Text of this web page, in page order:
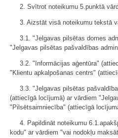
2. Svītrot noteikumu 5.punktā
3. Aizstāt visā noteikumu tekstā
3.1. "Jelgavas pilsētas domes
"Jelgavas pilsētas pašvaldības
3.2. "Informācijas aģentūra"
"Klientu apkalpošanas centrs"
3.3. "Jelgavas pilsētas
(attiecīgā locījumā) ar vārdiem
"Pilsētsaimniecība" (attiecīgā
4. Papildināt noteikumu
kodu" ar vārdiem "vai nodokļu